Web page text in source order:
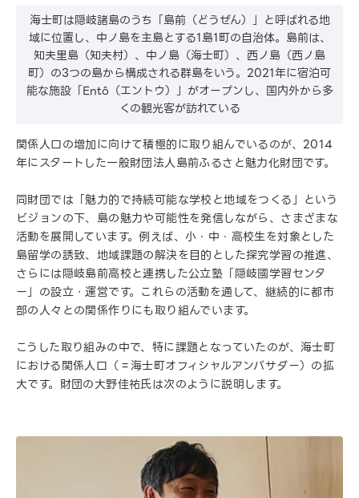
海士町は隠岐諸島のうち「島前（どうぜん）」と呼ばれる地
域に位置し、中ノ島を主島とする1島1町の自治体。島前は、
知夫里島（知夫村）、中ノ島（海士町）、西ノ島（西ノ島
町）の3つの島から構成される群島をいう。2021年に宿泊可
能な施設「Entô（エントウ）」がオープンし、国内外から多
くの観光客が訪れている
関係人口の増加に向けて積極的に取り組んでいるのが、2014
年にスタートした一般財団法人島前ふるさと魅力化財団です。
同財団では「魅力的で持続可能な学校と地域をつくる」という
ビジョンの下、島の魅力や可能性を発信しながら、さまざまな
活動を展開しています。例えば、小・中・高校生を対象とした
島留学の誘致、地域課題の解決を目的とした探究学習の推進、
さらには隠岐島前高校と連携した公立塾「隠岐國学習センタ
ー」の設立・運営です。これらの活動を通して、継続的に都市
部の人々との関係作りにも取り組んでいます。
こうした取り組みの中で、特に課題となっていたのが、海士町
における関係人口（＝海士町オフィシャルアンバサダー）の拡
大です。財団の大野佳祐氏は次のように説明します。